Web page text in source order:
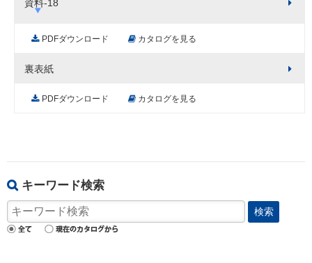
資料-18
PDFダウンロード カタログを見る
裏表紙
PDFダウンロード カタログを見る
キーワード検索
検索